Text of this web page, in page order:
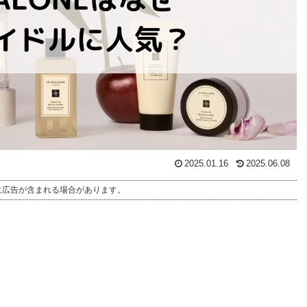
2025.01.16 2025.06.08
告が含まれる場合があります。